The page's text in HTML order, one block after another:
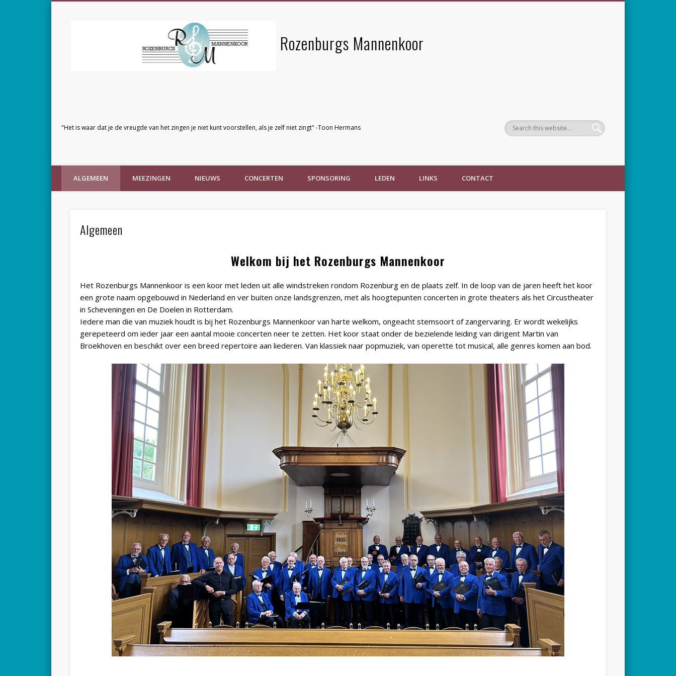
Rozenburgs Mannenkoor
"Het is waar dat je de vreugde van het zingen je niet kunt voorstellen, als je zelf niet zingt" -Toon Hermans
ALGEMEEN MEEZINGEN NIEUWS CONCERTEN SPONSORING LEDEN LINKS CONTACT
Algemeen
Welkom bij het Rozenburgs Mannenkoor
Het Rozenburgs Mannenkoor is een koor met leden uit alle windstreken rondom Rozenburg en de plaats zelf. In de loop van de jaren heeft het koor
een grote naam opgebouwd in Nederland en ver buiten onze landsgrenzen, met als hoogtepunten concerten in grote theaters als het Circustheater
in Scheveningen en De Doelen in Rotterdam.
Iedere man die van muziek houdt is bij het Rozenburgs Mannenkoor van harte welkom, ongeacht stemsoort of zangervaring. Er wordt wekelijks
gerepeteerd om ieder jaar een aantal mooie concerten neer te zetten. Het koor staat onder de bezielende leiding van dirigent Martin van
Broekhoven en beschikt over een breed repertoire aan liederen. Van klassiek naar popmuziek, van operette tot musical, alle genres komen aan bod.